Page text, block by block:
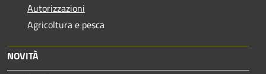
Autorizzazioni
Agricoltura e pesca
NOVITÀ